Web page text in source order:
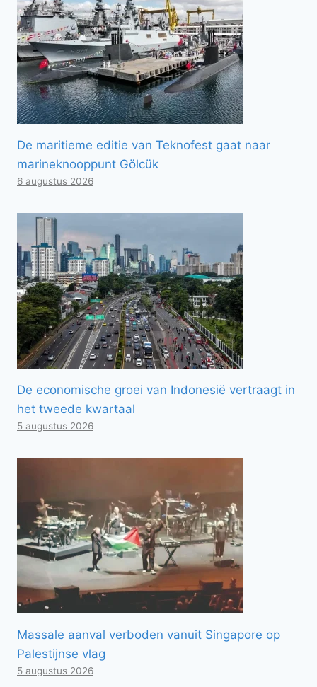
De maritieme editie van Teknofest gaat naar
marineknooppunt Gölcük
6 augustus 2026
De economische groei van Indonesië vertraagt ​​in
het tweede kwartaal
5 augustus 2026
Massale aanval verboden vanuit Singapore op
Palestijnse vlag
5 augustus 2026